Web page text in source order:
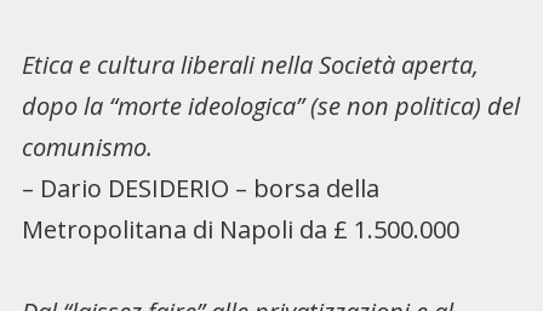
Etica e cultura liberali nella Società aperta,
dopo la “morte ideologica” (se non politica) del
comunismo.
– Dario DESIDERIO – borsa della
Metropolitana di Napoli da £ 1.500.000